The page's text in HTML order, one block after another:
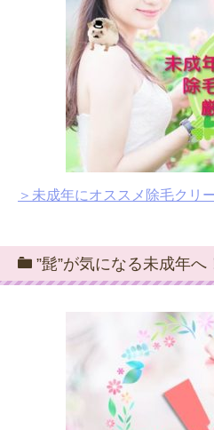
＞未成年にオススメ除毛クリ
”髭”が気になる未成年へ